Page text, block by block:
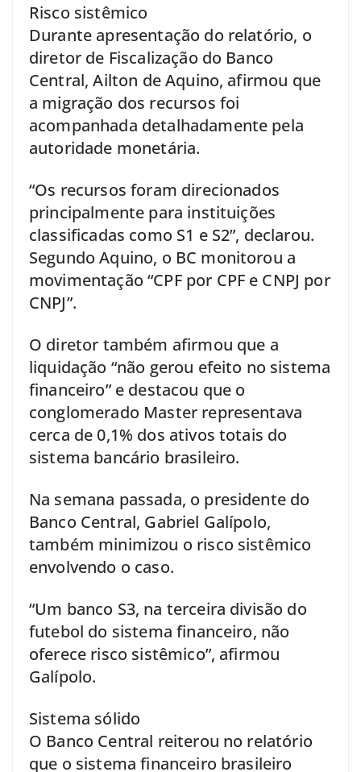
Risco sistêmico
Durante apresentação do relatório, o
diretor de Fiscalização do Banco
Central, Ailton de Aquino, afirmou que
a migração dos recursos foi
acompanhada detalhadamente pela
autoridade monetária.
“Os recursos foram direcionados
principalmente para instituições
classificadas como S1 e S2”, declarou.
Segundo Aquino, o BC monitorou a
movimentação “CPF por CPF e CNPJ por
CNPJ”.
O diretor também afirmou que a
liquidação “não gerou efeito no sistema
financeiro” e destacou que o
conglomerado Master representava
cerca de 0,1% dos ativos totais do
sistema bancário brasileiro.
Na semana passada, o presidente do
Banco Central, Gabriel Galípolo,
também minimizou o risco sistêmico
envolvendo o caso.
“Um banco S3, na terceira divisão do
futebol do sistema financeiro, não
oferece risco sistêmico”, afirmou
Galípolo.
Sistema sólido
O Banco Central reiterou no relatório
que o sistema financeiro brasileiro